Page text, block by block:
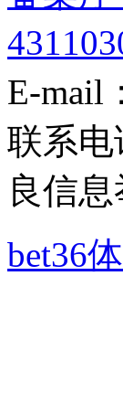
E-mail
联系电
良信
bet36